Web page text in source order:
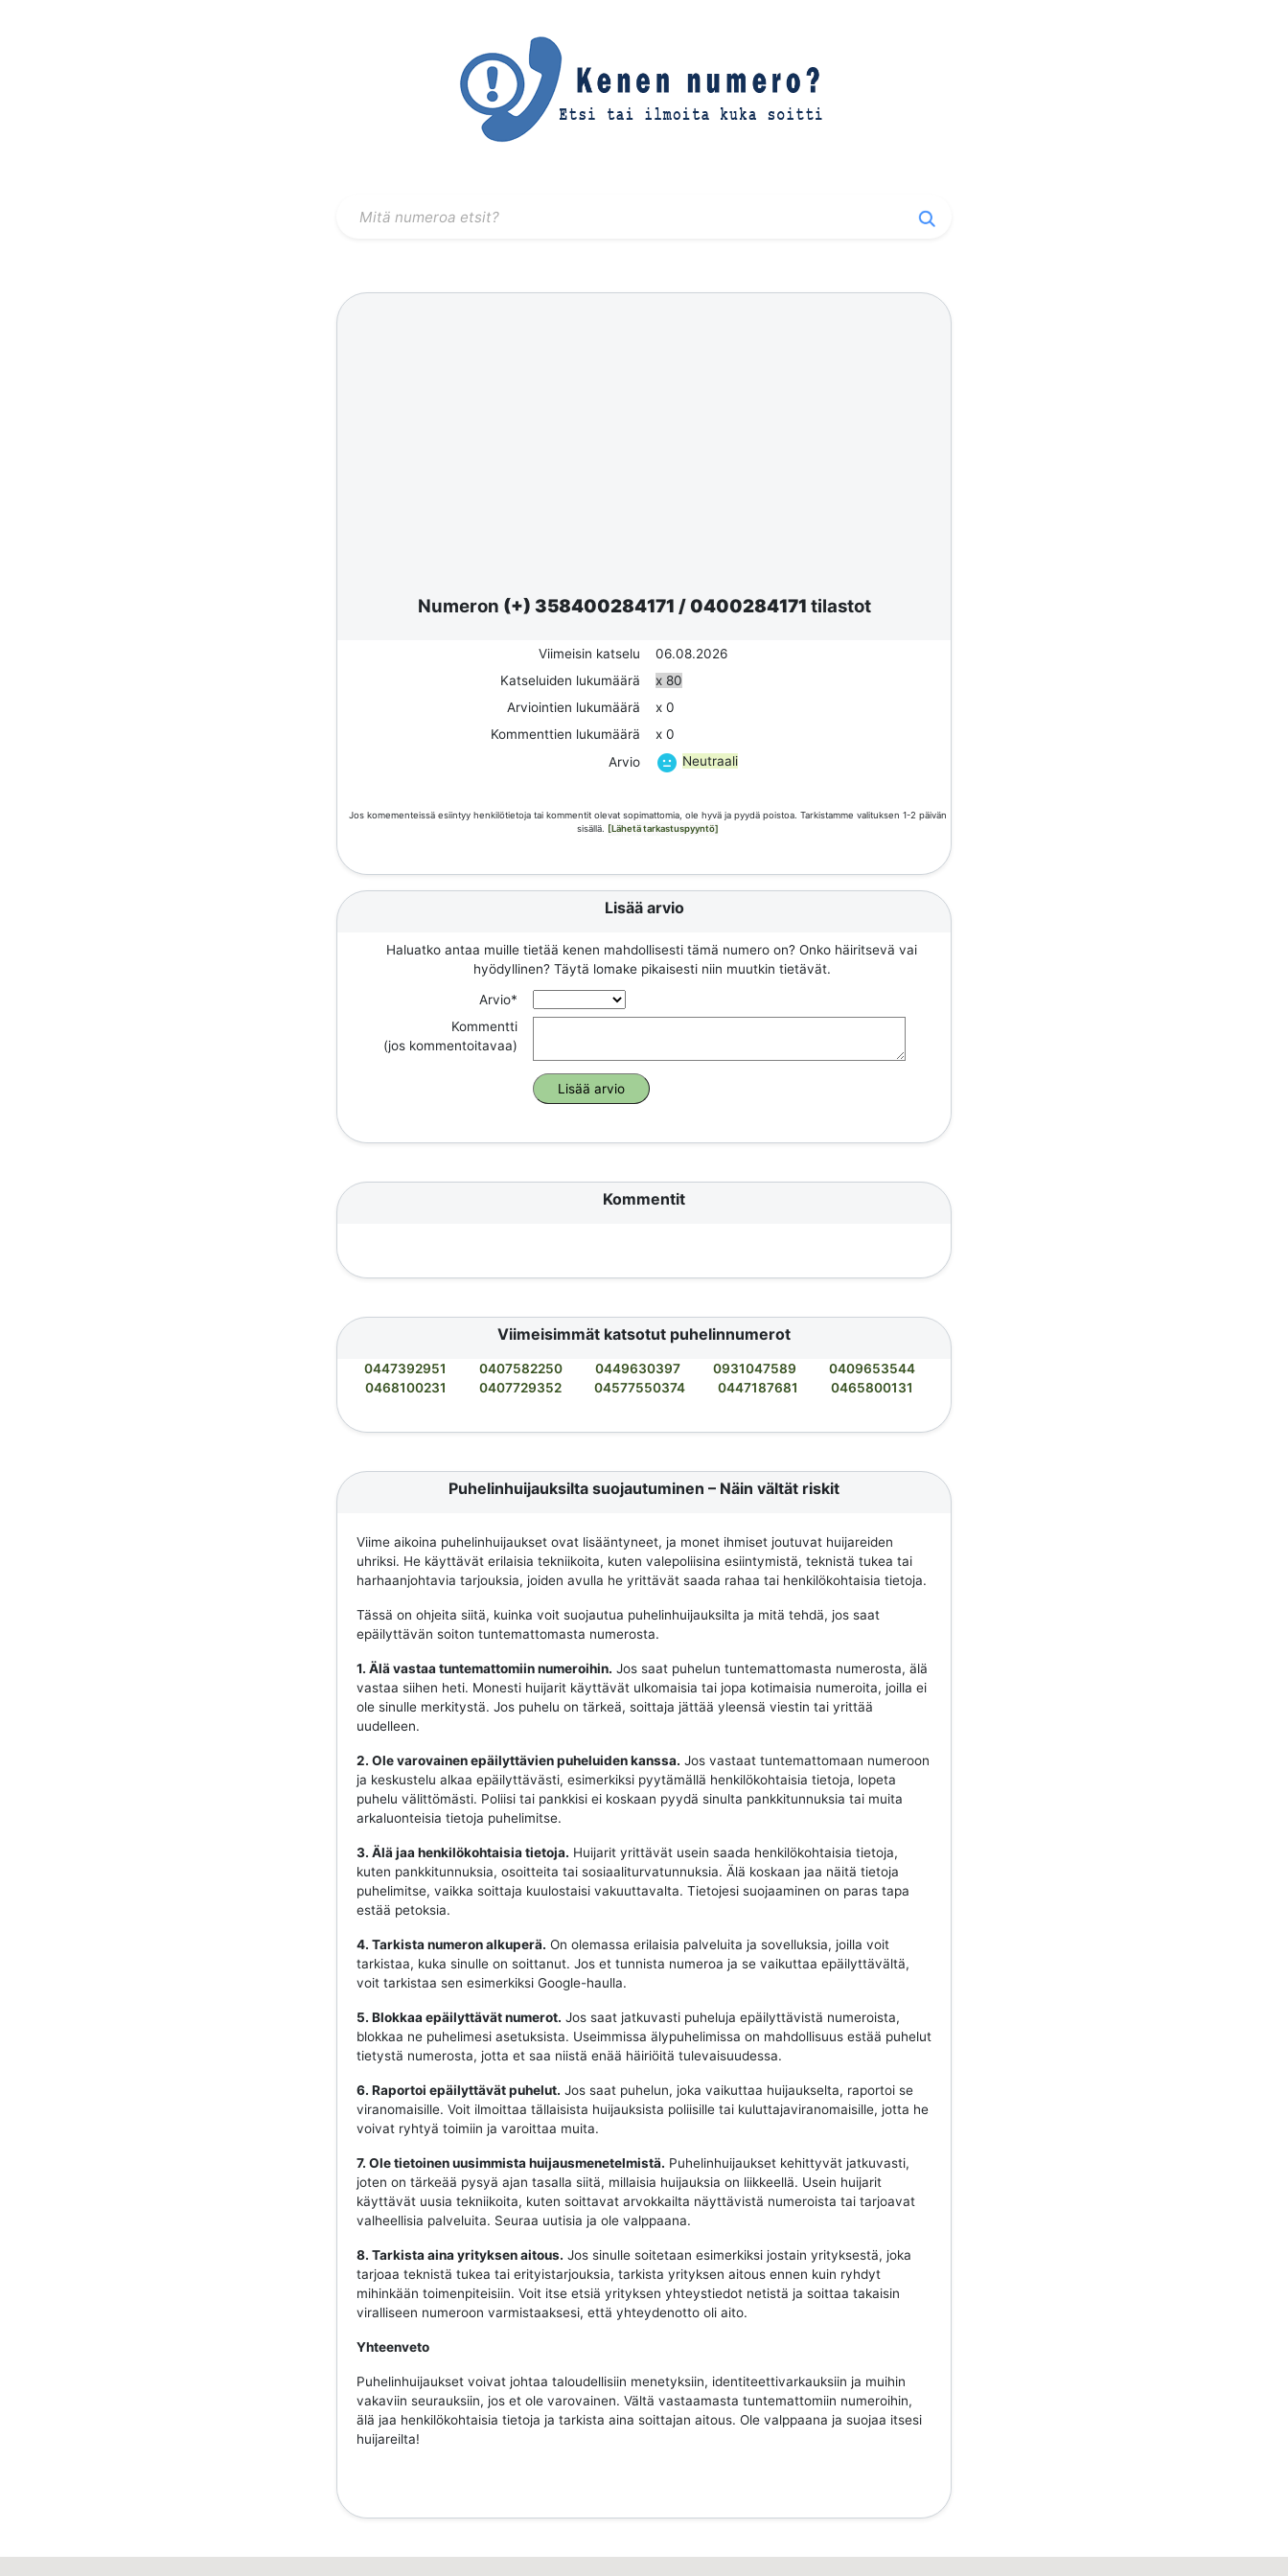
Numeron (+) 358400284171 /0400284171 tilastot
Viimeisin katselu
06.08.2026
Katseluiden lukumäärä
x 80
Arviointien lukumäärä
x 0
Kommenttien lukumäärä
x 0
Arvio
Neutraali
Jos komementeissä esiintyy henkilötietoja tai kommentit olevat sopimattomia, ole hyvä ja pyydä poistoa. Tarkistamme valituksen 1-2 päivän
sisällä. [Lähetä tarkastuspyyntö]
Lisää arvio
Haluatko antaa muille tietää kenen mahdollisesti tämä numero on? Onko häiritsevä vai
hyödyllinen? Täytä lomake pikaisesti niin muutkin tietävät.
Arvio*
Kommentti
(jos kommentoitavaa)
Kommentit
Viimeisimmät katsotut puhelinnumerot
0447392951 0407582250 0449630397 0931047589
0409653544
0468100231
0407729352 04577550374 0447187681 0465800131
Puhelinhuijauksilta suojautuminen – Näin vältät riskit
Viime aikoina puhelinhuijaukset ovat lisääntyneet, ja monet ihmiset joutuvat huijareiden
uhriksi. He käyttävät erilaisia tekniikoita, kuten valepoliisina esiintymistä, teknistä tukea tai
harhaanjohtavia tarjouksia, joiden avulla he yrittävät saada rahaa tai henkilökohtaisia tietoja.
Tässä on ohjeita siitä, kuinka voit suojautua puhelinhuijauksilta ja mitä tehdä, jos saat
epäilyttävän soiton tuntemattomasta numerosta.
1. Älä vastaa tuntemattomiin numeroihin. Jos saat puhelun tuntemattomasta numerosta, älä
vastaa siihen heti. Monesti huijarit käyttävät ulkomaisia tai jopa kotimaisia numeroita, joilla ei
ole sinulle merkitystä. Jos puhelu on tärkeä, soittaja jättää yleensä viestin tai yrittää
uudelleen.
2. Ole varovainen epäilyttävien puheluiden kanssa. Jos vastaat tuntemattomaan numeroon
ja keskustelu alkaa epäilyttävästi, esimerkiksi pyytämällä henkilökohtaisia tietoja, lopeta
puhelu välittömästi. Poliisi tai pankkisi ei koskaan pyydä sinulta pankkitunnuksia tai muita
arkaluonteisia tietoja puhelimitse.
3. Älä jaa henkilökohtaisia tietoja. Huijarit yrittävät usein saada henkilökohtaisia tietoja,
kuten pankkitunnuksia, osoitteita tai sosiaaliturvatunnuksia. Älä koskaan jaa näitä tietoja
puhelimitse, vaikka soittaja kuulostaisi vakuuttavalta. Tietojesi suojaaminen on paras tapa
estää petoksia.
4. Tarkista numeron alkuperä. On olemassa erilaisia palveluita ja sovelluksia, joilla voit
tarkistaa, kuka sinulle on soittanut. Jos et tunnista numeroa ja se vaikuttaa epäilyttävältä,
voit tarkistaa sen esimerkiksi Google-haulla.
5. Blokkaa epäilyttävät numerot. Jos saat jatkuvasti puheluja epäilyttävistä numeroista,
blokkaa ne puhelimesi asetuksista. Useimmissa älypuhelimissa on mahdollisuus estää puhelut
tietystä numerosta, jotta et saa niistä enää häiriöitä tulevaisuudessa.
6. Raportoi epäilyttävät puhelut. Jos saat puhelun, joka vaikuttaa huijaukselta, raportoi se
viranomaisille. Voit ilmoittaa tällaisista huijauksista poliisille tai kuluttajaviranomaisille, jotta he
voivat ryhtyä toimiin ja varoittaa muita.
7. Ole tietoinen uusimmista huijausmenetelmistä. Puhelinhuijaukset kehittyvät jatkuvasti,
joten on tärkeää pysyä ajan tasalla siitä, millaisia huijauksia on liikkeellä. Usein huijarit
käyttävät uusia tekniikoita, kuten soittavat arvokkailta näyttävistä numeroista tai tarjoavat
valheellisia palveluita. Seuraa uutisia ja ole valppaana.
8. Tarkista aina yrityksen aitous. Jos sinulle soitetaan esimerkiksi jostain yrityksestä, joka
tarjoaa teknistä tukea tai erityistarjouksia, tarkista yrityksen aitous ennen kuin ryhdyt
mihinkään toimenpiteisiin. Voit itse etsiä yrityksen yhteystiedot netistä ja soittaa takaisin
viralliseen numeroon varmistaaksesi, että yhteydenotto oli aito.
Yhteenveto
Puhelinhuijaukset voivat johtaa taloudellisiin menetyksiin, identiteettivarkauksiin ja muihin
vakaviin seurauksiin, jos et ole varovainen. Vältä vastaamasta tuntemattomiin numeroihin,
älä jaa henkilökohtaisia tietoja ja tarkista aina soittajan aitous. Ole valppaana ja suojaa itsesi
huijareilta!